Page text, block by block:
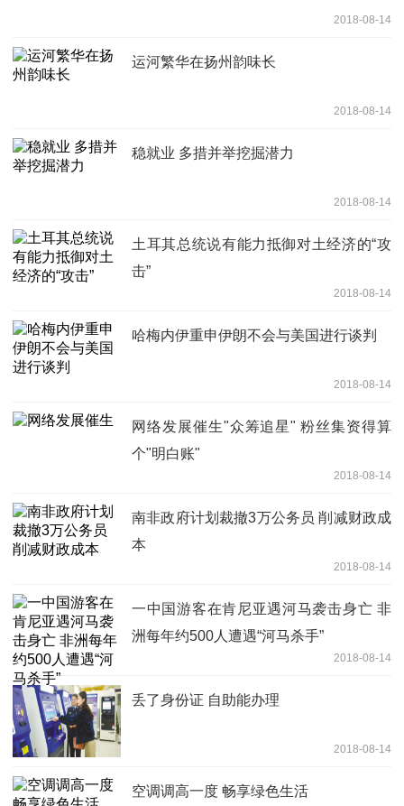
2018-08-14
运河繁华在扬州韵味长
2018-08-14
稳就业 多措并举挖掘潜力
2018-08-14
土耳其总统说有能力抵御对土经济的“攻
击”
2018-08-14
哈梅内伊重申伊朗不会与美国进行谈判
2018-08-14
网络发展催生"众筹追星" 粉丝集资得算
个"明白账"
2018-08-14
南非政府计划裁撤3万公务员 削减财政成
本
2018-08-14
一中国游客在肯尼亚遇河马袭击身亡 非
洲每年约500人遭遇“河马杀手”
2018-08-14
丢了身份证 自助能办理
2018-08-14
空调调高一度 畅享绿色生活